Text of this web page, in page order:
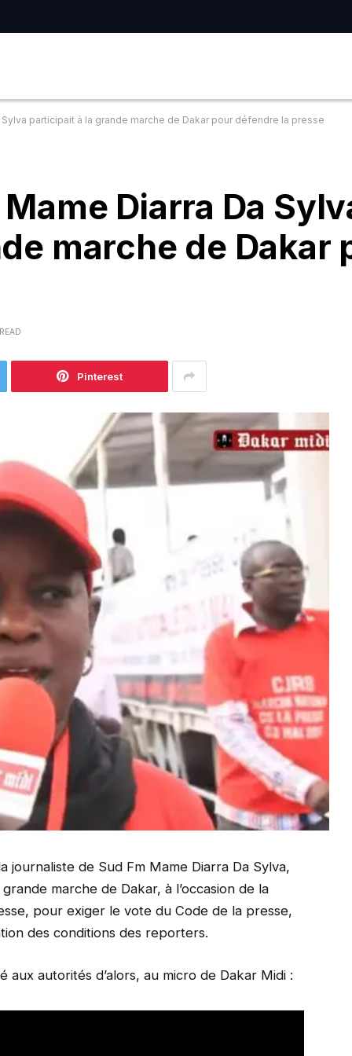
Sylva participait à la grande marche de Dakar pour défendre la presse
Diarra Da
marche de Dakar
Pinterest
journaliste de Sud Fm Mame Diarra Da Sylva,
marche de Dakar, à l’occasion de la
pour exiger le vote du Code de la presse,
des conditions des reporters.
aux autorités d’alors, au micro de Dakar Midi :